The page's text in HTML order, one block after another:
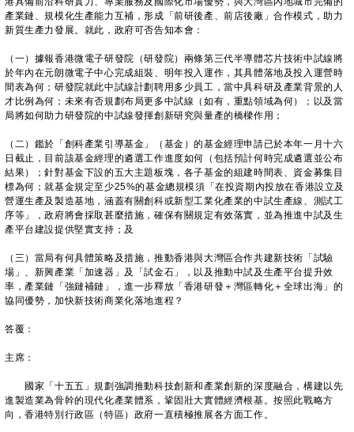
產業鏈、規模化生產能力互補，形成「前研後產、前店後廠」合作模式，助力
新質生產力發展。就此，政府可否告知本會：
（一）據報香港微電子研發院（研發院）兩條第三代半導體芯片技術中試線將
於年內在元朗微電子中心完成組裝、明年投入運作，其具體落地及投入運營時
間表為何；研發院就此中試線計劃聘用多少員工，當中具科研及產業背景的人
才比例為何；未來有否規劃布局更多中試線（如有，重點領域為何）；以及當
局將如何助力研發院的中試線發揮創新研究與量產的橋樑作用；
（二）鑑於「創科產業引導基金」（基金）的基金經理申請已於本年一月十六
日截止，目前該基金經理的遴選工作進度如何（包括預計何時完成遴選並公布
結果）；針對基金下設的五大主題板塊，各子基金的組建時間表、資金募集目
標為何；就基金規定至少25%的基金總規模須「在投資期內投放在香港設立及
營運生產及製造基地，涵蓋有關創科或新型工業化產業的中試生產線、測試工
序等」，政府將會採取甚麼措施，確保有關規定有效落實，並為推進中試及生
產平台建設提供堅實支持；及
（三）當局有何具體策略及措施，推動香港與大灣區合作共建新技術「試驗
場」、新興產業「加速器」及「試金石」，以及推動中試及生產平台提升效
率，產業鏈「強鏈補鏈」，進一步釋放「香港研發＋灣區轉化＋全球出海」的
協同優勢，加快新技術商業化落地進程？
答覆：
主席：
國家「十五五」規劃強調推動科技創新和產業創新的深度融合，構建以先
進製造業為骨幹的現代化產業體系，鞏固壯大實體經濟根基。按照此戰略方
向，香港特別行政區（特區）政府一直積極推展各方面工作。